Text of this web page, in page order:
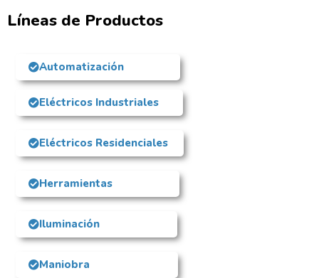
Líneas de Productos
Automatización
Eléctricos Industriales
Eléctricos Residenciales
Herramientas
Iluminación
Maniobra